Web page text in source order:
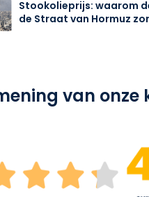
Stookolieprijs: waarom
de Straat van Hormuz
van onze